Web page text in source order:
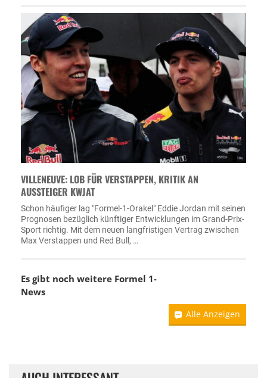
VILLENEUVE: LOB FÜR VERSTAPPEN, KRITIK AN
AUSSTEIGER KWJAT
Schon häufiger lag "Formel-1-Orakel" Eddie Jordan mit seinen
Prognosen bezüglich künftiger Entwicklungen im Grand-Prix-
Sport richtig. Mit dem neuen langfristigen Vertrag zwischen
Max Verstappen und Red Bull, …
Es gibt noch weitere Formel 1-
News
Alle Anzeigen